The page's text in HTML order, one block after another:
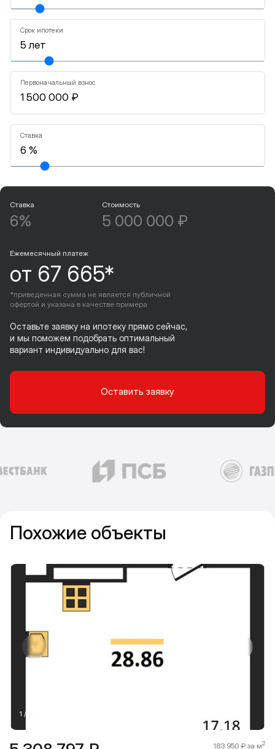
Срок ипотеки
Первоначальный взнос
Ставка
Ставка
6%
Стоимость
5 000 000 ₽
Ежемесячный платеж
от 67 665*
*приведенная сумма не является публичной
офертой и указана в качестве примера
Оставьте заявку на ипотеку прямо сейчас,
и мы поможем подобрать оптимальный
вариант индивидуально для вас!
Оставить заявку
Похожие объекты
183 950 ₽ за м2
1 / 9
Прокрутить влево